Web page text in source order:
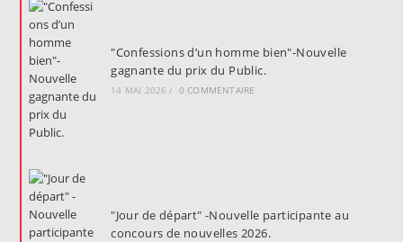
"Confessions d’un homme bien"-Nouvelle
gagnante du prix du Public.
14 MAI 2026 / 0 COMMENTAIRE
"Jour de départ" -Nouvelle participante au
concours de nouvelles 2026.